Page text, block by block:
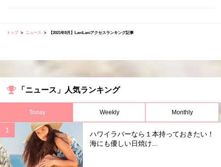
トップ ニュース 【2021年8月】LaniLaniアクセスランキング記事
「ニュース」人気ランキング
Today Weekly Monthly
ハワイラバーなら１本持っておきたい！
海にも優しい日焼け...